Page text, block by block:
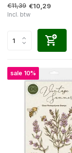
€11,39 €10,29
Incl. btw
sale 10%